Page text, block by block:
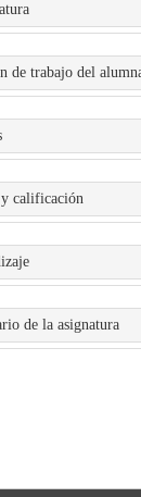
de trabajo del
y calificación
de la asignatura